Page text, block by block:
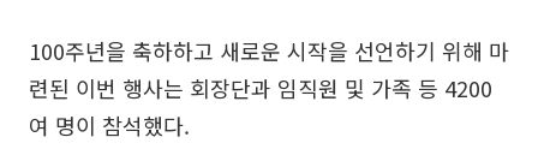
100주년을 축하하고 새로운 시작을 선언하기 위해 마
련된 이번 행사는 회장단과 임직원 및 가족 등 4200
여 명이 참석했다.